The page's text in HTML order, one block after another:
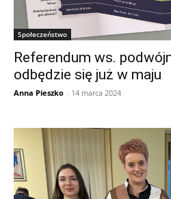
Społeczeństwo
Referendum ws.
odbędzie się już w maju
Anna Pieszko - 14 marca 2024